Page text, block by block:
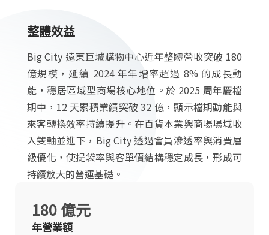
整體效益
Big City 遠東巨城購物中心近年整體營收突破 180
億規模，延續 2024 年年增率超過 8% 的成長動
能，穩居區域型商場核心地位。於 2025 周年慶檔
期中，12 天累積業績突破 32 億，顯示檔期動能與
來客轉換效率持續提升。在百貨本業與商場場域收
入雙軸並進下，Big City 透過會員滲透率與消費層
級優化，使提袋率與客單價結構穩定成長，形成可
持續放大的營運基礎。
年營業額
180 億元